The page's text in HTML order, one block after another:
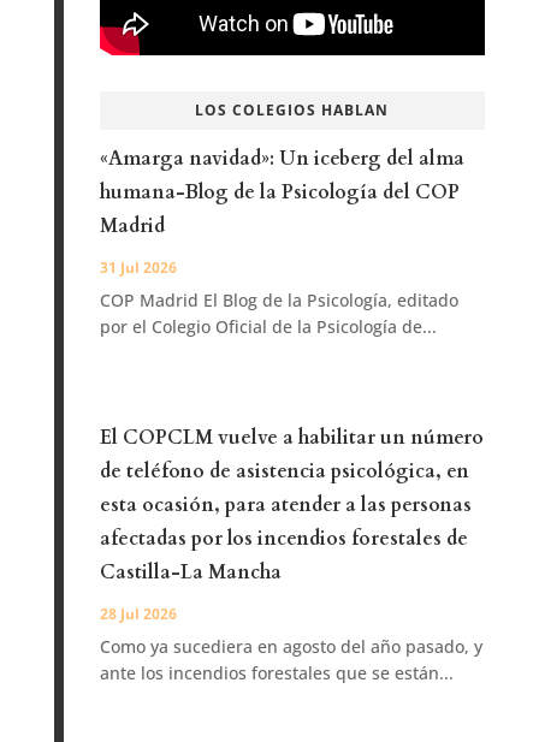
LOS COLEGIOS HABLAN
«Amarga navidad»: Un iceberg del alma
humana-Blog de la Psicología del COP
Madrid
31 Jul 2026
COP Madrid El Blog de la Psicología, editado
por el Colegio Oficial de la Psicología de...
El COPCLM vuelve a habilitar un número
de teléfono de asistencia psicológica, en
esta ocasión, para atender a las personas
afectadas por los incendios forestales de
Castilla-La Mancha
28 Jul 2026
Como ya sucediera en agosto del año pasado, y
ante los incendios forestales que se están...